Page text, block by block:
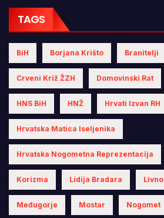
TAGS
BiH Borjana Krišto Branitelji
Crveni Križ ŽZH Domovinski Rat
HNS BiH HNŽ Hrvati Izvan RH
Hrvatska Matica Iseljenika
Hrvatska Nogometna Reprezentacija
Korizma Lidija Bradara Livno
Međugorje Mostar Nogomet